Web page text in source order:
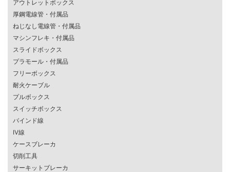
アウトレットボックス
厚鋼電線管・付属品
ねじなし電線管・付属品
マシンフレキ・付属品
スライドボックス
プラモール・付属品
フリーボックス
耐火ケーブル
プルボックス
スイッチボックス
バインド線
IV線
ケースブレーカ
切削工具
サーキットブレーカ